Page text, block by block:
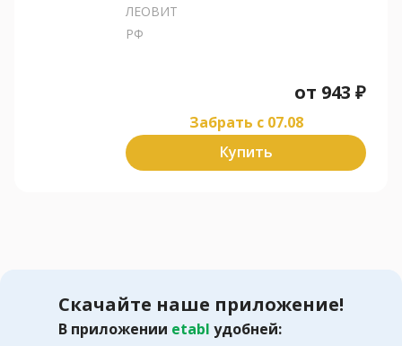
ЛЕОВИТ
РФ
от 943 ₽
Забрать c 07.08
Купить
Скачайте наше приложение!
В приложении etabl удобней: